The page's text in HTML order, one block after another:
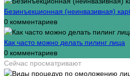
Безинъекционная (неинвазивная)
0 комментариев
Как часто можно делать пилинг лица
0 комментариев
Сейчас просматривают